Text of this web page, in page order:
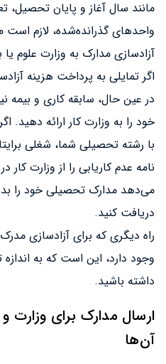
مانند سال آغاز و پایان
واحدهای گذرانده‌شده، لازم است
آزادسازی مدارک به وزارت علوم
اگر تمایلی به پرداخت هزینه
در عین حال، سابقه کاری و بیمه
با رشته تحصیلی شما، شغلی
نامه عدم کاریابی را از وزارت
می‌دهد مدارک تحصیلی خود را
دریافت کنید.
راه دیگری که برای آزادسازی
وجود دارد، این است که به
داشته باشید.
ارسال مدارک برای وزارت
آن‌ها